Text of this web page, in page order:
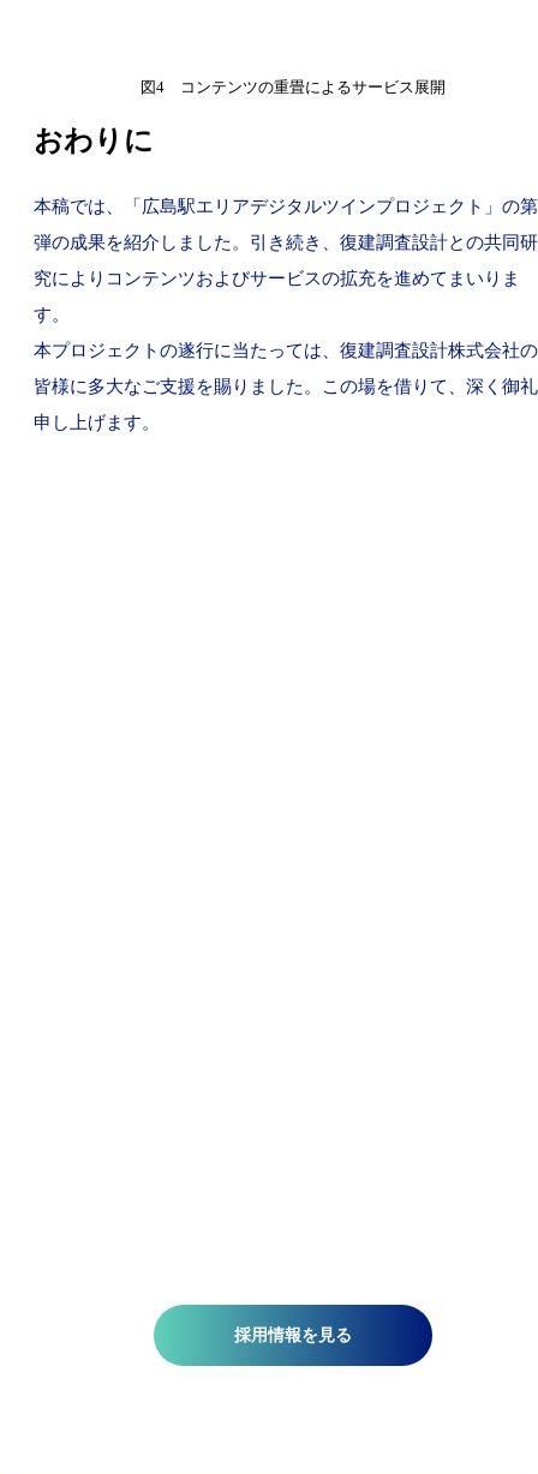
図4 コンテンツの重畳によるサービス展開
おわりに
本稿では、「広島駅エリアデジタルツインプロジェクト」の
弾の成果を紹介しました。引き続き、復建調査設計との共同研
究によりコンテンツおよびサービスの拡充を進めてまいりま
す。
本プロジェクトの遂行に当たっては、復建調査設計株式会社の
皆様に多大なご支援を賜りました。この場を借りて、深く御礼
申し上げます。
採用情報を見る